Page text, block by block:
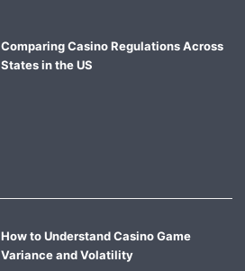
Comparing Casino Regulations Across
States in the US
How to Understand Casino Game
Variance and Volatility